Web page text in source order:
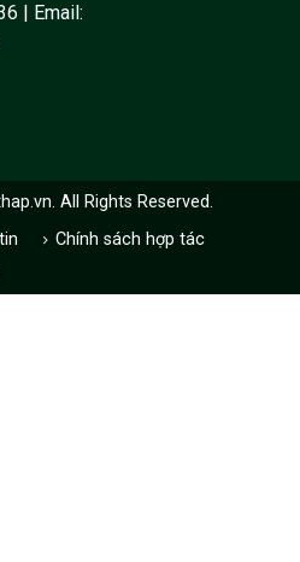
| Email:
All Rights Reserved.
Chính sách hợp tác